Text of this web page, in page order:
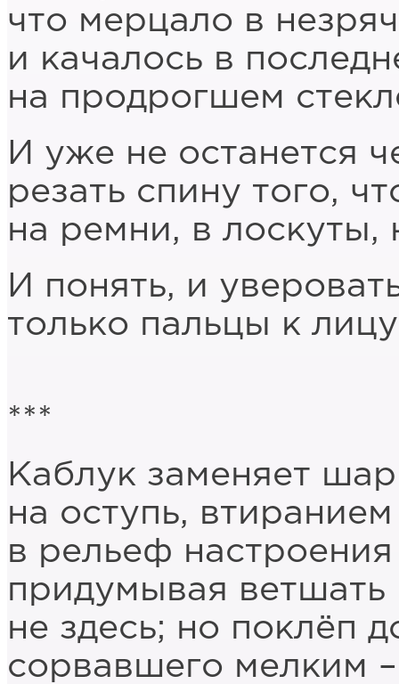
что мерцало в
и качалось в
на продрогшем
И уже не останется
резать спину того,
на ремни, в лоскуты,
И понять, и
только пальцы к
***
Каблук заменяет
на оступь,
в рельеф настроения
придумывая ветшать
не здесь; но поклёп
сорвавшего мелким